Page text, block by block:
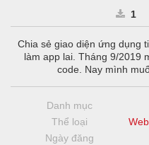
1
Chia sẻ giao diện ứng dụng
làm app lai. Tháng 9/2019
code. Nay mình
Danh mục
Thể loại
Ngày đăng